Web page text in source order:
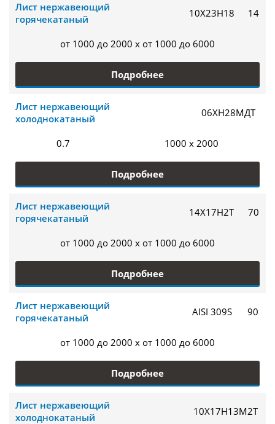
Лист нержавеющий
горячекатаный
10Х23Н18 14
от 1000 до 2000 x от 1000 до 6000
Подробнее
Лист нержавеющий
холоднокатаный
06ХН28МДТ
0.7 1000 x 2000
Подробнее
Лист нержавеющий
горячекатаный
14Х17Н2Т 70
от 1000 до 2000 x от 1000 до 6000
Подробнее
Лист нержавеющий
горячекатаный
AISI 309S 90
от 1000 до 2000 x от 1000 до 6000
Подробнее
Лист нержавеющий
холоднокатаный
10Х17Н13М2Т